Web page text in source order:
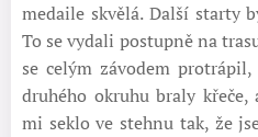
medaile skvělá. Další starty
To se vydali postupně na
se celým závodem
druhého okruhu braly
mi seklo ve stehnu tak, že